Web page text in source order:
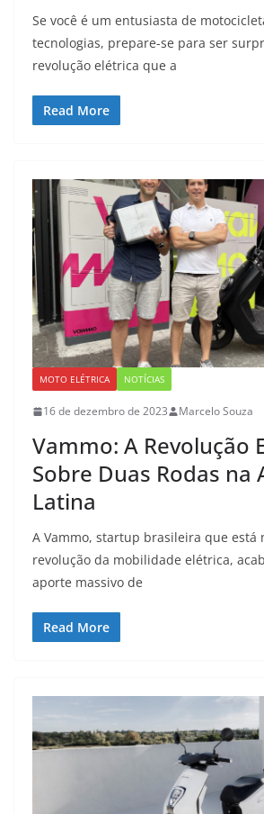
Se você é um entusiasta de
tecnologias, prepare-se para ser
revolução elétrica que a
Read More
MOTO ELÉTRICA NOTÍCIAS
16 de dezembro de 2023 Marcelo Souza
Vammo: A Revolução
Sobre Duas Rodas na
Latina
A Vammo, startup brasileira que está
revolução da mobilidade elétrica,
aporte massivo de
Read More